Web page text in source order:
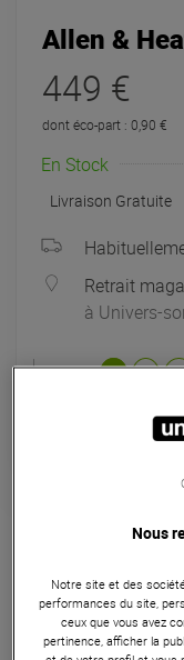
Allen &
449 €
dont éco-part : 0,90 €
En Stock
Livraison Gratuite
Retrait
à Univers-
Payer en 3x 4x
/
Tables de mixage
La ZED-14 Allen et
Nous
Notre site et des
performances du site,
ceux que vous avez
pertinence, afficher la